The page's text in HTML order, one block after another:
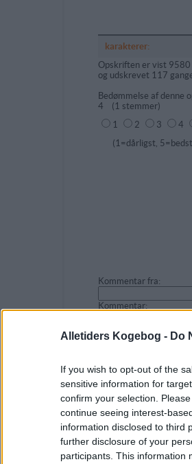
Alletiders Kogebog - Do
If you wish to opt-out of the
sensitive information for
confirm your selection.
continue seeing interest-
information disclosed to third
further disclosure of your
participants. This information
karakterer:
Opskriften er vist 9580
og udskrevet 117
Bedømmelse af denne
4 ( 1 stemmer)
1
2 3 4
(1=dårligst,
Kommentar fra:
Kommentar:
Kommentaren skal
Kommentarer
Der er ikke tilføjet